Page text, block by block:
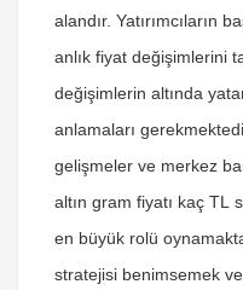
alandır. Yatırımcıların
anlık fiyat değişimlerini
değişimlerin altında
anlamaları
gelişmeler ve merkez
altın gram fiyatı kaç TL
en büyük rolü
stratejisi benimsemek